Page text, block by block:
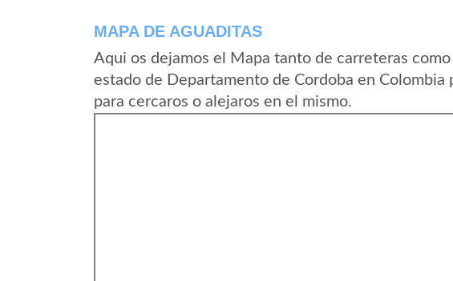
MAPA DE AGUADITAS
Aqui os dejamos el Mapa tanto de carreteras
estado de Departamento de Cordoba en Colombia
para cercaros o alejaros en el mismo.